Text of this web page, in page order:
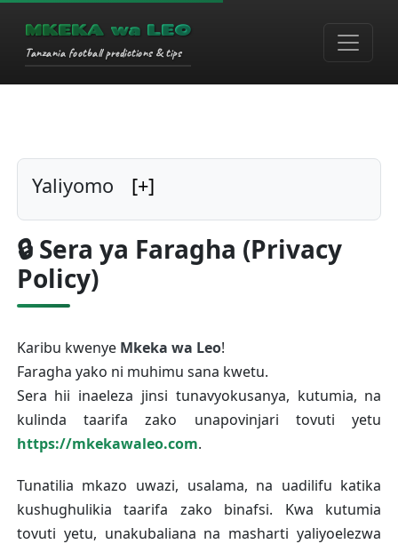
MKEKA wa LEO
Tanzania football predictions & tips
Yaliyomo [+]
🔒 Sera ya Faragha (Privacy Policy)
🧾 1. Taarifa Tunazokusanya
🧠 2. Jinsi Tunavyotumia Taarifa Zako
📁 4. Hifadhi na Usalama wa Taarifa
📧 5. Mawasiliano ya Kimasoko (Marketing
Communication)
👶 7. Watoto na Faragha
🧭 8. Haki Zako za Faragha
🔒 Sera ya Faragha (Privacy
Policy)
Karibu kwenye Mkeka wa Leo!
Faragha yako ni muhimu sana kwetu.
Sera hii inaeleza jinsi tunavyokusanya, kutumia, na
kulinda taarifa zako unapovinjari tovuti yetu
https://mkekawaleo.com.
Tunatilia mkazo uwazi, usalama, na uadilifu katika
kushughulikia taarifa zako binafsi. Kwa kutumia
tovuti yetu, unakubaliana na masharti yaliyoelezwa